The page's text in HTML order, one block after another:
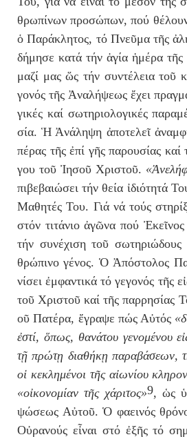
θρω­πί­νωνπρο­σώ­πων, πού
ὁ Παράκλητος, τό Πνεῦ­μα τῆς
δή­μη­σε κα­τά τήν ἁ­γί­α ἡ­μέ­ρα τῆς
μαζί μας ὥς τήν συ­ντέ­λεια
γο­νός τῆς Ἀ­να­λή­ψε­ως ἔ­χει
γι­κές καί σω­τη­ρι­ο­λο­γι­κές
σί­α.Ἡ Ἀ­νά­λη­ψη ἀ­πο­τε­λεῖ
πέ­ρας τῆς ἐ­πί γῆς πα­ρου­σί­ας καί
γου τοῦ Ἰησοῦ Χριστοῦ. «
πι­βε­βαι­ώ­σειτήν θεί­α ἰ­δι­ό­τη­τά
Μα­θη­τές Του. Γι­ά νά τούς
στόν τι­τά­νι­οἀ­γῶ­να πού Ἐ­κεῖ­νος
τήν συ­νέ­χι­ση τοῦ σω­τη­ρι­ώ­δους
θρώ­πι­νογέ­νος. Ὁ Ἀ­πό­στο­λος
νί­σειἐμ­φα­ντι­κάτό γε­γο­νός τῆς εἰ
τοῦ Χρι­στοῦ καί τῆς παρ­ρη­σί­ας
οῦ Πα­τέ­ρα, ἔ­γρα­ψε πώς Αὐ­τός
ἐ­στί, ὅ­πως, θα­νά­του γε­νο­μέ­νου εἰ
τῇ πρώ­τῃ δι­α­θή­κῃ πα­ρα­βά­σε­ων,
οἱ κε­κλη­μέ­νοι τῆς αἰ­ω­νί­ου
«οἰ­κο­νο­μί­αν τῆς χά­ρι­τος»9, ὡς
ψώ­σε­ως Αὐ­τοῦ.Ὁ φα­ει­νός
Οὐ­ρα­νούς εἶ­ναι στό ἐ­ξῆςτό